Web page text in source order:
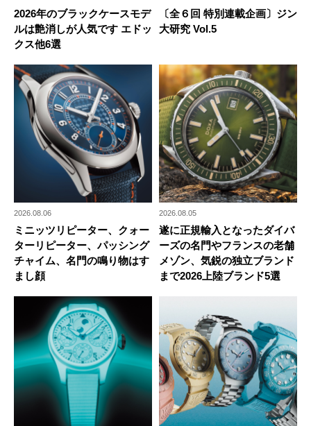
2026年のブラックケースモデ
ルは艶消しが人気です エドッ
クス他6選
〔全６回 特別連載企画〕ジン
大研究 Vol.5
2026.08.06
ミニッツリピーター、クォー
ターリピーター、パッシング
チャイム、名門の鳴り物はす
まし顔
2026.08.05
遂に正規輸入となったダイバ
ーズの名門やフランスの老舗
メゾン、気鋭の独立ブランド
まで2026上陸ブランド5選